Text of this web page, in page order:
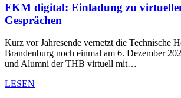
FKM digital: Einladung zu
Gesprächen
Kurz vor Jahresende vernetzt die Technische
Brandenburg noch einmal am 6. Dezember
und Alumni der THB virtuell mit…
LESEN